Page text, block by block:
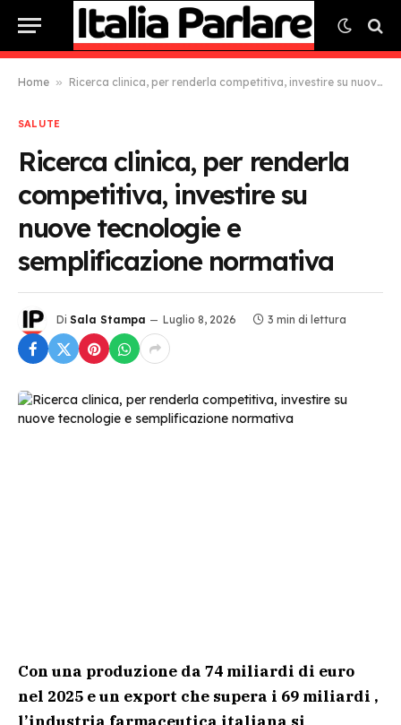
Home » Ricerca clinica, per renderla competitiva, investire su nuove tecnologie e semplificazione normativa
SALUTE
Ricerca clinica, per renderla
competitiva, investire su
nuove tecnologie e
semplificazione normativa
Di Sala Stampa Luglio 8, 2026 3 min di lettura
Con una produzione da 74 miliardi di euro
nel 2025 e un export che supera i 69 miliardi ,